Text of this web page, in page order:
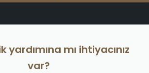
yardımına mı ihtiyacınız
var?